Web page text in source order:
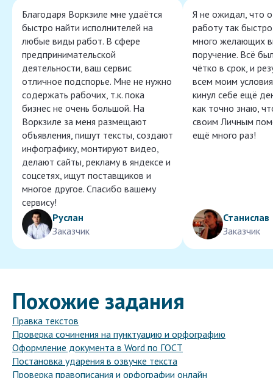
Благодаря Воркзиле мне удаётся
быстро найти исполнителей на
любые виды работ. В сфере
предпринимательской
деятельности, ваш сервис
отличное подспорье. Мне не нужно
содержать рабочих, т.к. пока
бизнес не очень большой. На
Воркзиле за меня размещают
объявления, пишут тексты, создают
инфографику, монтируют видео,
делают сайты, рекламу в яндексе и
соцсетях, ищут поставщиков и
многое другое. Спасибо вашему
сервису!
Руслан
Заказчик
Я не ожидал, что
работу так
много желающих
поручение. Всё
чётко в срок, и
всем моим
кинул себе ещё
как точно знаю,
своим Личным
ещё много раз!
Станислав
Заказчик
Похожие задания
Правка текстов
Проверка сочинения на пунктуацию и орфографию
Оформление документа в Word по ГОСТ
Постановка ударения в озвучке текста
Проверка правописания и орфографии онлайн